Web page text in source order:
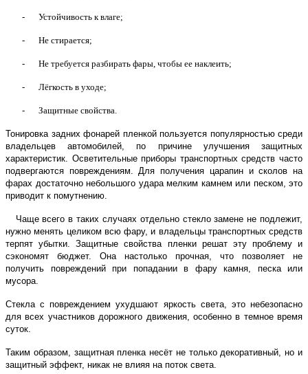
- Устойчивость к влаге;
- Не стирается;
- Не требуется разбирать фары, чтобы ее наклеить;
- Лёгкость в уходе;
- Защитные свойства.
Тонировка задних фонарей пленкой пользуется популярностью среди
владельцев автомобилей, по причине улучшения защитных
характеристик. Осветительные приборы транспортных средств часто
подвергаются повреждениям. Для получения царапин и сколов на
фарах достаточно небольшого удара мелким камнем или песком, это
приводит к помутнению.
Чаще всего в таких случаях отдельно стекло замене не подлежит,
нужно менять целиком всю фару, и владельцы транспортных средств
терпят убытки. Защитные свойства пленки решат эту проблему и
сэкономят бюджет. Она настолько прочная, что позволяет не
получить повреждений при попадании в фару камня, песка или
мусора.
Стекла с повреждением ухудшают яркость света, это небезопасно
для всех участников дорожного движения, особенно в темное время
суток.
Таким образом, защитная пленка несёт не только декоративный, но и
защитный эффект, никак не влияя на поток света.